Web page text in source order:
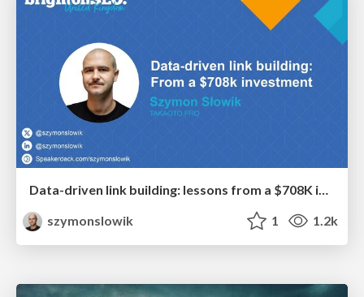
Data-driven link building: lessons from a $708K investment (BrightonSEO talk)
szymonslowik
1 1.2k